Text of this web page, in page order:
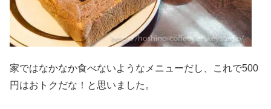
家ではなかなか食べないようなメニューだし、これで500
円はおトクだな！と思いました。